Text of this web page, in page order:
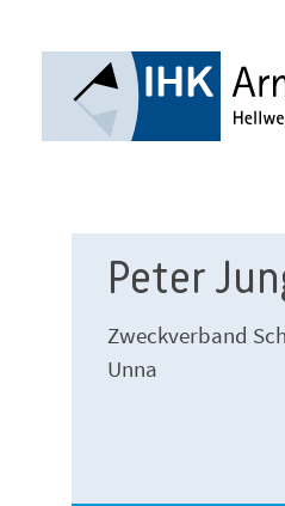
Peter
Zweckverband
Unna